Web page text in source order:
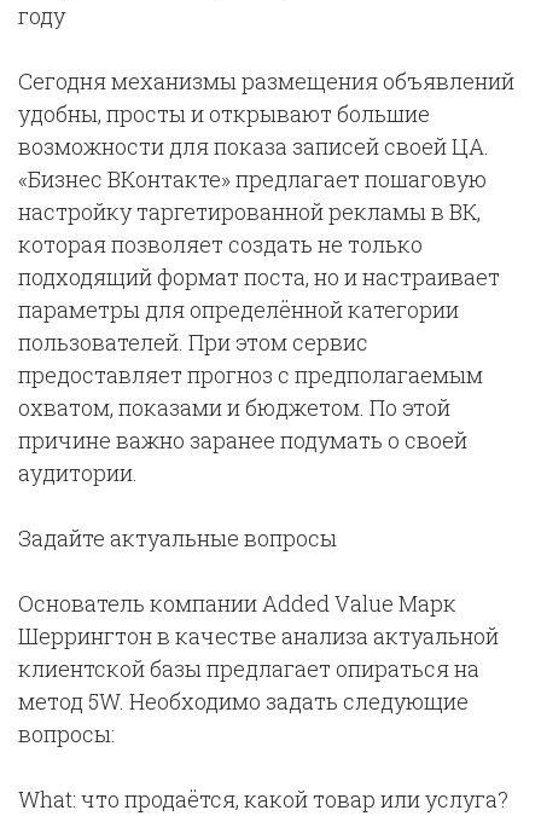
году
Сегодня механизмы размещения объявлений
удобны, просты и открывают большие
возможности для показа записей своей ЦА.
«Бизнес ВКонтакте» предлагает пошаговую
настройку таргетированной рекламы в ВК,
которая позволяет создать не только
подходящий формат поста, но и настраивает
параметры для определённой категории
пользователей. При этом сервис
предоставляет прогноз с предполагаемым
охватом, показами и бюджетом. По этой
причине важно заранее подумать о своей
аудитории.
Задайте актуальные вопросы
Основатель компании Added Value Марк
Шеррингтон в качестве анализа актуальной
клиентской базы предлагает опираться на
метод 5W. Необходимо задать следующие
вопросы:
What: что продаётся, какой товар или услуга?